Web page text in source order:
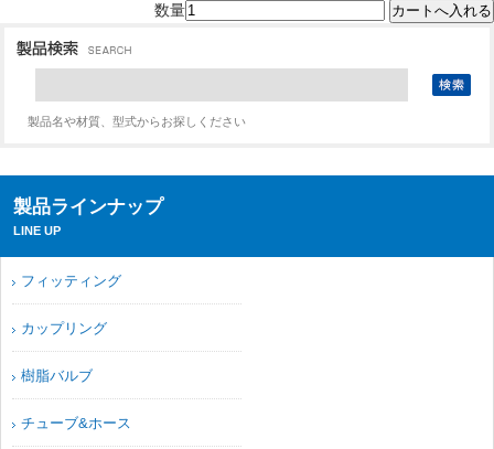
数量
製品名や材質、型式からお探しください
製品ラインナップ
LINE UP
フィッティング
カップリング
樹脂バルブ
チューブ&ホース